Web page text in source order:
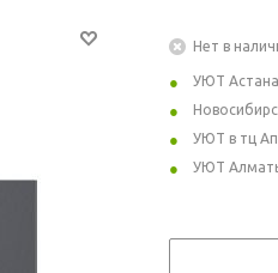
Нет в
УЮТ Астана
УЮТ в тц
УЮТ